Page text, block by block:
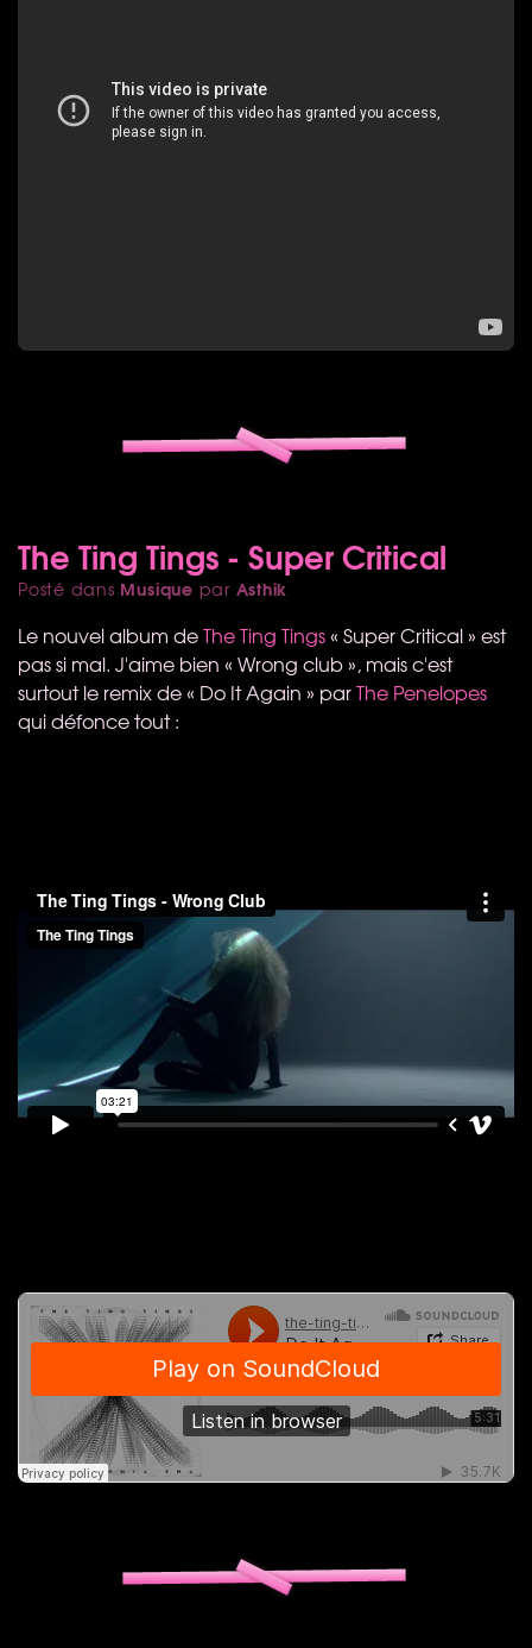
The Ting Tings - Super Critical
Posté dans Musique par Asthik
Le nouvel album deThe Ting Tings« Super Critical » est
pas si mal. J'aime bien « Wrong club », mais c'est
surtout le remix de « Do It Again » parThe Penelopes
qui défonce tout :